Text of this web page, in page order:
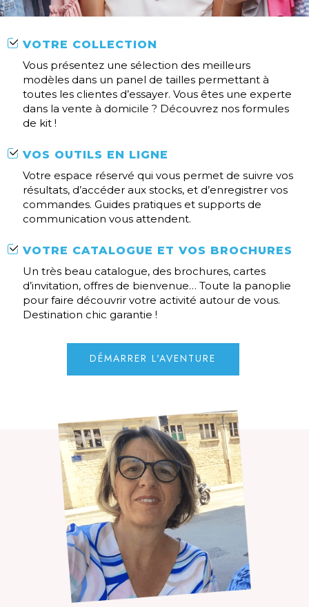
VOTRE COLLECTION
Vous présentez une sélection des meilleurs
modèles dans un panel de tailles permettant à
toutes les clientes d’essayer. Vous êtes une experte
dans la vente à domicile ? Découvrez nos formules
de kit !
VOS OUTILS EN LIGNE
Votre espace réservé qui vous permet de suivre vos
résultats, d’accéder aux stocks, et d’enregistrer vos
commandes. Guides pratiques et supports de
communication vous attendent.
VOTRE CATALOGUE ET VOS BROCHURES
Un très beau catalogue, des brochures, cartes
d’invitation, offres de bienvenue… Toute la panoplie
pour faire découvrir votre activité autour de vous.
Destination chic garantie !
DÉMARRER L'AVENTURE